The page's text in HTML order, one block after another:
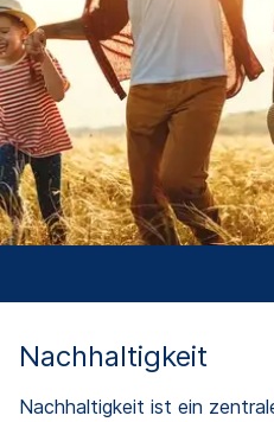
Nachhaltigkeit
Nachhaltigkeit ist ein